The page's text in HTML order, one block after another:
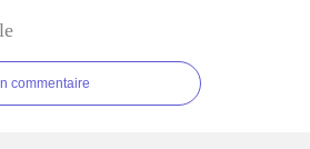
commentaire